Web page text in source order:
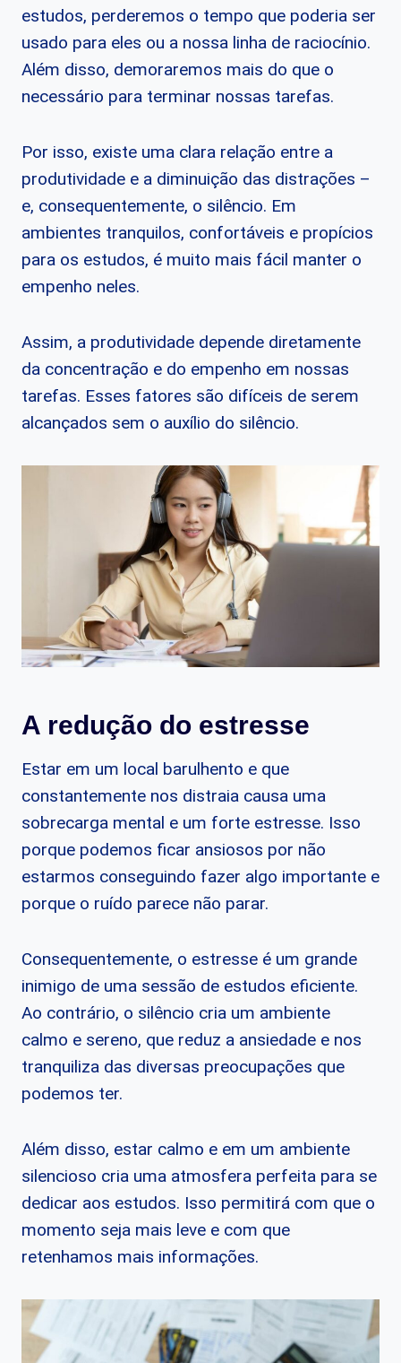
estudos, perderemos o tempo que poderia ser
usado para eles ou a nossa linha de raciocínio.
Além disso, demoraremos mais do que o
necessário para terminar nossas tarefas.
Por isso, existe uma clara relação entre a
produtividade e a diminuição das distrações –
e, consequentemente, o silêncio. Em
ambientes tranquilos, confortáveis e propícios
para os estudos, é muito mais fácil manter o
empenho neles.
Assim, a produtividade depende diretamente
da concentração e do empenho em nossas
tarefas. Esses fatores são difíceis de serem
alcançados sem o auxílio do silêncio.
A redução do estresse
Estar em um local barulhento e que
constantemente nos distraia causa uma
sobrecarga mental e um forte estresse. Isso
porque podemos ficar ansiosos por não
estarmos conseguindo fazer algo importante e
porque o ruído parece não parar.
Consequentemente, o estresse é um grande
inimigo de uma sessão de estudos eficiente.
Ao contrário, o silêncio cria um ambiente
calmo e sereno, que reduz a ansiedade e nos
tranquiliza das diversas preocupações que
podemos ter.
Além disso, estar calmo e em um ambiente
silencioso cria uma atmosfera perfeita para se
dedicar aos estudos. Isso permitirá com que o
momento seja mais leve e com que
retenhamos mais informações.